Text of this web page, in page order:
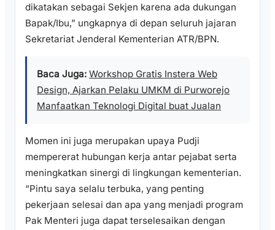
dikatakan sebagai Sekjen karena ada dukungan
Bapak/Ibu,” ungkapnya di depan seluruh jajaran
Sekretariat Jenderal Kementerian ATR/BPN.
Baca Juga: Workshop Gratis Instera Web
Design, Ajarkan Pelaku UMKM di Purworejo
Manfaatkan Teknologi Digital buat Jualan
Momen ini juga merupakan upaya Pudji
mempererat hubungan kerja antar pejabat serta
meningkatkan sinergi di lingkungan kementerian.
“Pintu saya selalu terbuka, yang penting
pekerjaan selesai dan apa yang menjadi program
Pak Menteri juga dapat terselesaikan dengan